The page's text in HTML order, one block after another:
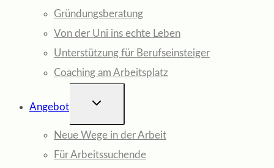
Gründungsberatung
Von der Uni ins echte Leben
Unterstützung für Berufseinsteiger
Coaching am Arbeitsplatz
Angebot
UNTERMENÜ
Neue Wege in der Arbeit
Für Arbeitssuchende